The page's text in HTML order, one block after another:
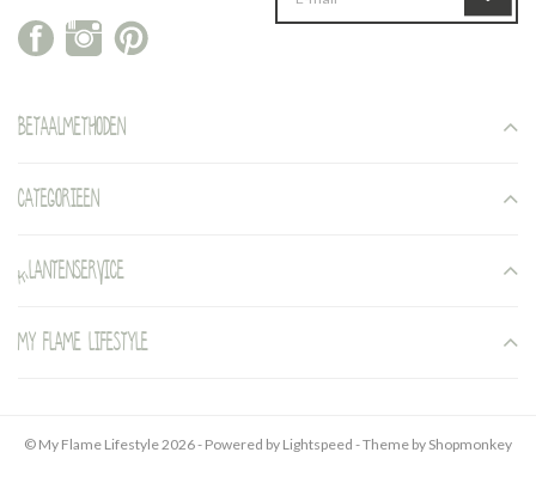
Betaalmethoden
Categorieen
Klantenservice
My Flame Lifestyle
© My Flame Lifestyle 2026 - Powered by Lightspeed - Theme by Shopmonkey